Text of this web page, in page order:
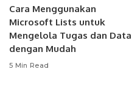
Cara Menggunakan
Microsoft Lists untuk
Mengelola Tugas dan Data
dengan Mudah
5 Min Read